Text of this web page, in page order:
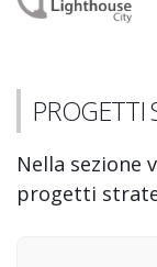
PROGETTI
Nella sezione
progetti